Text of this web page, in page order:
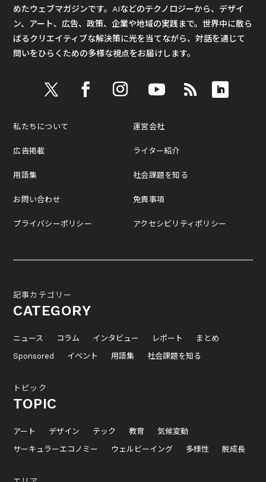
めたウェブマガジンです。AIなどのテクノロジーから、デザイ
ン、アート、広告、政策、企業や地域の実践まで。世界中に散ら
ばるクリエイティブな解決策に光を当てながら、対話を通じて
問いをひらくための多様な視点をお届けします。
私たちについて
広告掲載
用語集
お問い合わせ
プライバシーポリシー
運営会社
ライター紹介
社会課題を知る
免責事項
アクセシビリティポリシー
記事カテゴリー
CATEGORY
ニュース コラム インタビュー レポート
まとめ
Sponsored
イベント 用語集 社会課題を知る
トピック
TOPIC
アート デザイン テック 教育
気候変動
サーキュラーエコノミー
ウェルビーイング 多様性 脱成長